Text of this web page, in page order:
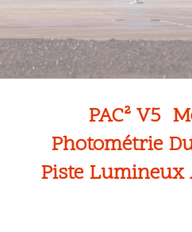
PAC² V5
Photométrie
Piste Lumineux